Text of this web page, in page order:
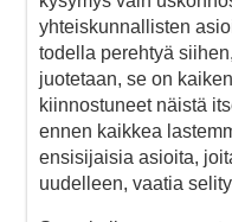
yhteiskunnallisten
todella perehtyä
juotetaan, se on
kiinnostuneet näistä
ennen kaikkea
ensisijaisia asioita,
uudelleen, vaatia